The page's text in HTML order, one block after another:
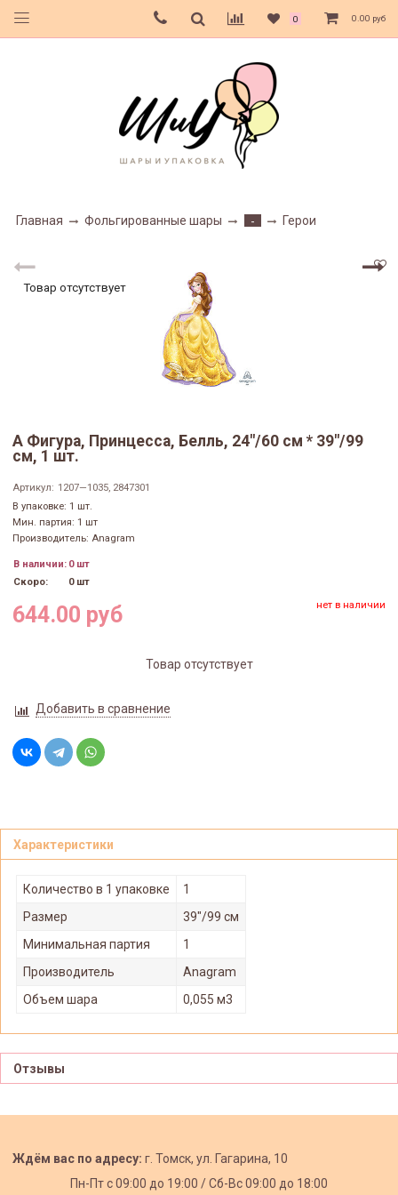
0 0.00 руб
Главная Фольгированные шары - Герои
Товар отсутствует
А Фигура, Принцесса, Белль, 24"/60 см * 39"/99
см, 1 шт.
Артикул: 1207—1035, 2847301
В упаковке: 1 шт.
Мин. партия: 1 шт
Производитель: Anagram
В наличии: 0 шт
Скоро:
0 шт
644.00 руб нет в наличии
Товар отсутствует
Добавить в сравнение
Характеристики
Количество в 1 упаковке
1
Размер
39"/99 см
Минимальная партия
1
Производитель
Anagram
Объем шара
0,055 м3
Отзывы
Ждём вас по адресу: г. Томск, ул. Гагарина, 10
Пн-Пт с09:00 до 19:00 /Сб-Вс 09:00 до 18:00